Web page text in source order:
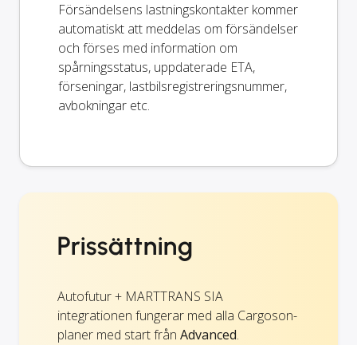
Försändelsens lastningskontakter kommer
automatiskt att meddelas om försändelser
och förses med information om
spårningsstatus, uppdaterade ETA,
förseningar, lastbilsregistreringsnummer,
avbokningar etc.
Prissättning
Autofutur + MARTTRANS SIA
integrationen fungerar med alla Cargoson-
planer med start från Advanced.